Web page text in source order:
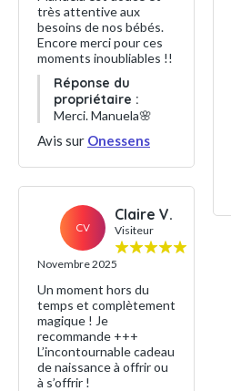
très attentive aux
besoins de nos bébés.
Encore merci pour ces
moments inoubliables !!
Réponse du
propriétaire :
Merci. Manuela🌸
Avis sur Onessens
CV
Claire V.
Visiteur
Novembre 2025
Un moment hors du
temps et complètement
magique ! Je
recommande +++
L’incontournable cadeau
de naissance à offrir ou
à s’offrir !